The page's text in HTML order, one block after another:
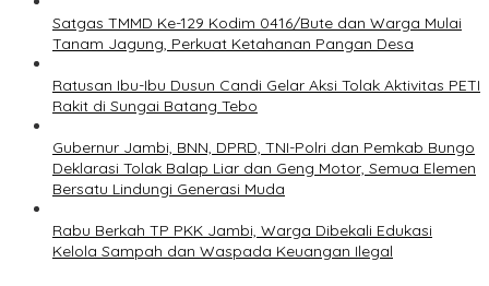
Satgas TMMD Ke-129 Kodim 0416/Bute dan Warga Mulai
Tanam Jagung, Perkuat Ketahanan Pangan Desa
Ratusan Ibu-Ibu Dusun Candi Gelar Aksi Tolak Aktivitas PETI
Rakit di Sungai Batang Tebo
Gubernur Jambi, BNN, DPRD, TNI-Polri dan Pemkab Bungo
Deklarasi Tolak Balap Liar dan Geng Motor, Semua Elemen
Bersatu Lindungi Generasi Muda
Rabu Berkah TP PKK Jambi, Warga Dibekali Edukasi
Kelola Sampah dan Waspada Keuangan Ilegal